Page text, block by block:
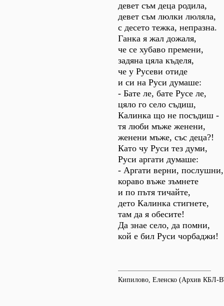
девет съм деца родила,
девет съм люлки люляла,
с десето тежка, непразна.
Ганка я жал дожаля,
че се хубаво премени,
задяна цяла къделя,
че у Русеви отиде
и си на Руси думаше:
- Бате ле, бате Русе ле,
цяло го село съдиш,
Калинка що не посъдиш -
тя люби мъже женени,
женени мъже, със деца?!
Като чу Руси тез думи,
Руси аргати думаше:
- Аргати верни, послушни,
кораво въже зъмнете
и по пътя тичайте,
дето Калинка стигнете,
там да я обесите!
Да знае село, да помни,
кой е бил Руси чорбаджи!
Кипилово, Еленско (Архив КБЛ-